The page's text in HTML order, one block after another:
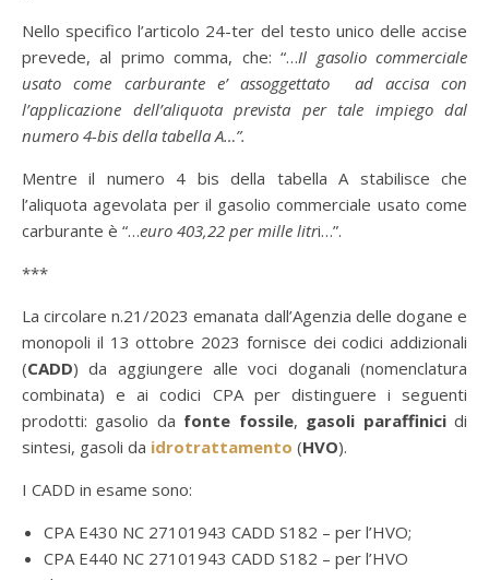
Nello specifico l’articolo 24-ter del testo unico delle accise
prevede, al primo comma, che: “…Il gasolio commerciale
usato come carburante e’ assoggettato ad accisa con
l’applicazione dell’aliquota prevista per tale impiego dal
numero 4-bis della tabella A…”.
Mentre il numero 4 bis della tabella A stabilisce che
l’aliquota agevolata per il gasolio commerciale usato come
carburante è “…euro 403,22 per mille litri…”.
***
La circolare n.21/2023 emanata dall’Agenzia delle dogane e
monopoli il 13 ottobre 2023 fornisce dei codici addizionali
(CADD) da aggiungere alle voci doganali (nomenclatura
combinata) e ai codici CPA per distinguere i seguenti
prodotti: gasolio da fonte fossile, gasoli paraffinicidi
sintesi, gasoli da idrotrattamento (HVO).
I CADD in esame sono:
CPA E430 NC 27101943 CADD S182 – per l’HVO;
CPA E440 NC 27101943 CADD S182 – per l’HVO